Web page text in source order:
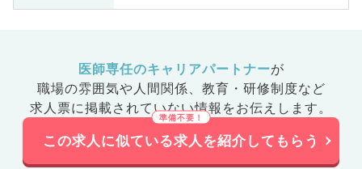
医師専任のキャリアパートナーが
職場の雰囲気や人間関係、 教育・研修制度など
求人票に掲載されていない情報をお伝えします。
この求人に似ている求人を紹介してもらう